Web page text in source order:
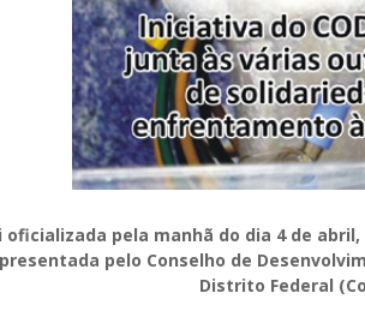
oficializada pela manhã do dia 4 de
pelo Conselho de
Distrito Federal